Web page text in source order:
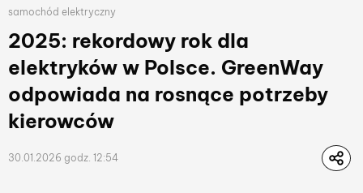
2025: rekordowy rok dla
elektryków w Polsce. GreenWay
odpowiada na rosnące potrzeby
kierowców
samochód elektryczny
30.01.2026 godz. 12:54